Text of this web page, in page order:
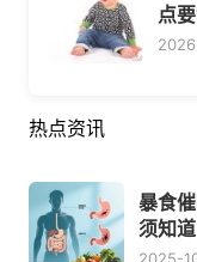
点
热点资讯
暴食
须知道